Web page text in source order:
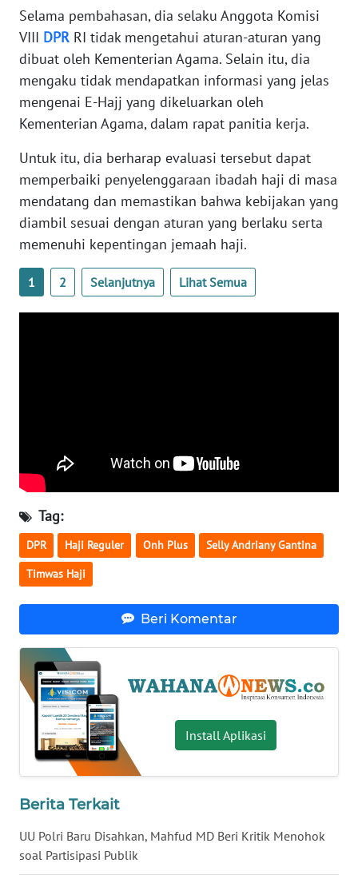
Selama pembahasan, dia selaku Anggota Komisi
VIII DPR RI tidak mengetahui aturan-aturan yang
dibuat oleh Kementerian Agama. Selain itu, dia
mengaku tidak mendapatkan informasi yang jelas
mengenai E-Hajj yang dikeluarkan oleh
Kementerian Agama, dalam rapat panitia kerja.
Untuk itu, dia berharap evaluasi tersebut dapat
memperbaiki penyelenggaraan ibadah haji di masa
mendatang dan memastikan bahwa kebijakan yang
diambil sesuai dengan aturan yang berlaku serta
memenuhi kepentingan jemaah haji.
1 2 Selanjutnya Lihat Semua
Tag:
DPR Haji Reguler Onh Plus Selly Andriany Gantina
Timwas Haji
Beri Komentar
Install Aplikasi
Berita Terkait
UU Polri Baru Disahkan, Mahfud MD Beri Kritik Menohok
soal Partisipasi Publik
PAPUA
PAPUA
BARAT
WN
WN
SERAMBI
WN
WN
WN
BABEL
WN
SUMSEL
WN
BENGKULU
WN
WN
JATENG